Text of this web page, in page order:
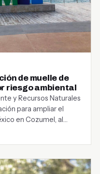
de muelle de
riesgo ambiental
y Recursos Naturales
para ampliar el
en Cozumel, al…